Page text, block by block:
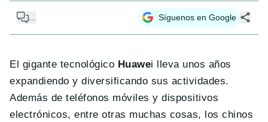
Síguenos en Google
El gigante tecnológico Huawei lleva unos años
expandiendo y diversificando sus actividades.
Además de teléfonos móviles y dispositivos
electrónicos, entre otras muchas cosas, los chinos